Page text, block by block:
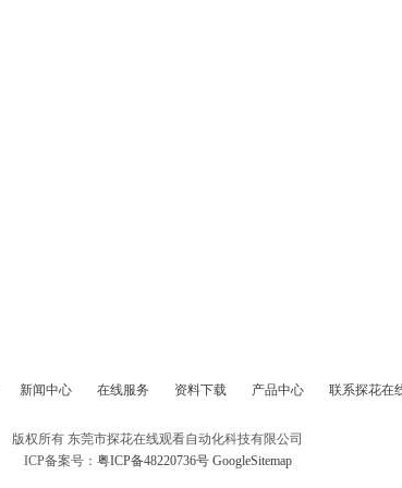
新闻中心 在线服务 资料下载 产品中心 联系探花在
版权所有 东莞市探花在线观看自动化科技有限公司
ICP备案号： 粤ICP备48220736号 GoogleSitemap